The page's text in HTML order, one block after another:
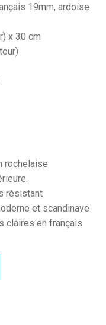
19mm, ardoise
x 30 cm
rochelaise
résistant
et scandinave
claires en français